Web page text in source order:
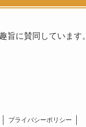
旨に賛同しています。
プライバシーポリシー